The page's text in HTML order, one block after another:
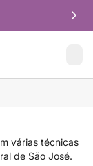
várias técnicas
de São José.